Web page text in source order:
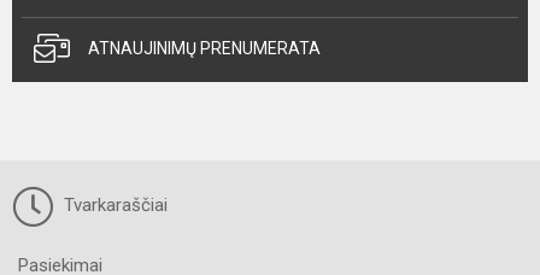
ATNAUJINIMŲ PRENUMERATA
Tvarkaraščiai
Pasiekimai